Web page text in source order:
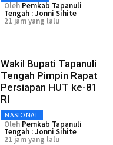
Oleh Pemkab Tapanuli
Tengah : Jonni Sihite
21 jam yang lalu
Wakil Bupati Tapanuli
Tengah Pimpin Rapat
Persiapan HUT ke-81
RI
NASIONAL
Oleh Pemkab Tapanuli
Tengah : Jonni Sihite
21 jam yang lalu